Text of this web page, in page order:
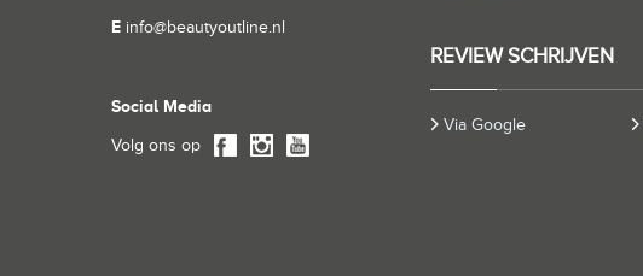
E info@beautyoutline.nl
Social Media
Volg ons op
REVIEW SCHRIJVEN
Via Google